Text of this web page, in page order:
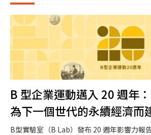
B 型企業運動邁入 20 週年
為下一個世代的永續經濟而
B型實驗室（B Lab）發布 20 週年影響力報